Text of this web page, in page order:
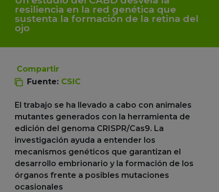
resiliencia en la red genética que
sustenta la formación de la retina del
ojo
Compartir
Fuente: CSIC
El trabajo se ha llevado a cabo con animales
mutantes generados con la herramienta de
edición del genoma CRISPR/Cas9. La
investigación ayuda a entender los
mecanismos genéticos que garantizan el
desarrollo embrionario y la formación de los
órganos frente a posibles mutaciones
ocasionales